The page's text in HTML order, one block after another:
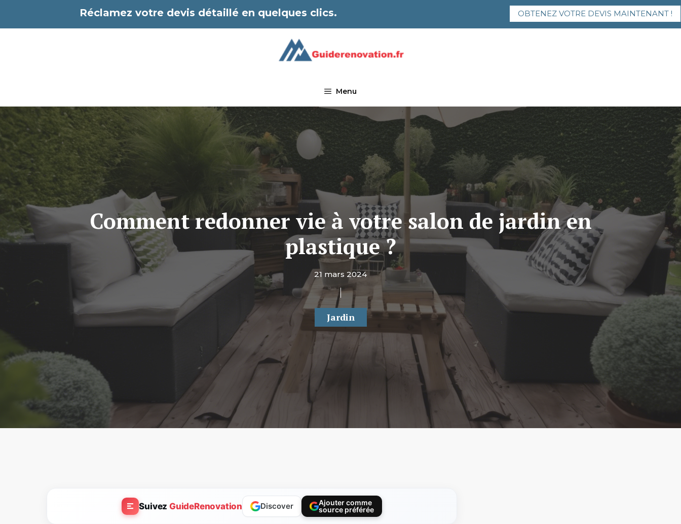
contenu
Réclamez votre devis détaillé en quelques clics. OBTENEZ VOTRE DEVIS MAINTENANT !
Menu
Comment redonner vie à votre salon de jardin en
plastique ?
21 mars 2024
Jardin
SuivezGuideRenovation Discover
Ajouter comme
source préférée